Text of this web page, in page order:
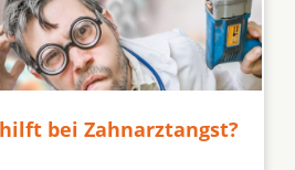
bei Zahnarztangst?